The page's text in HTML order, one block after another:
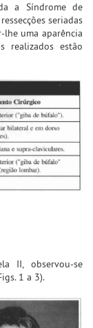
a Síndrome de
seriadas
lhe uma aparência
realizados estão
II, observou-se
1 a 3).